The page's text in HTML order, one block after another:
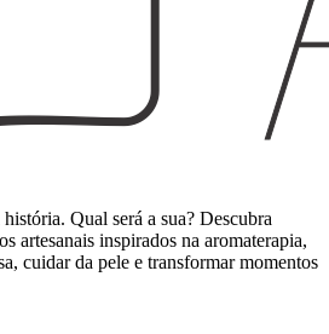
Qual será a sua? Descubra
artesanais inspirados na aromaterapia,
cuidar da pele e transformar momentos